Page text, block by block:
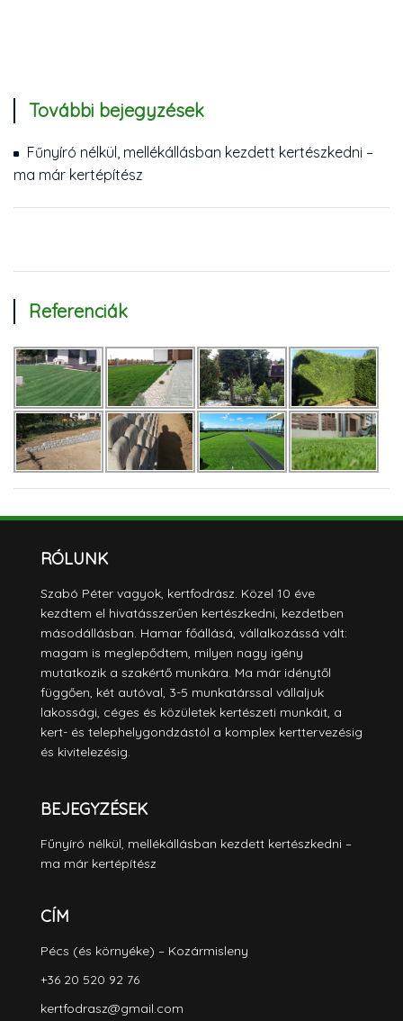
További bejegyzések
Fűnyíró nélkül, mellékállásban kezdett kertészkedni –
ma már kertépítész
Referenciák
RÓLUNK
Szabó Péter vagyok, kertfodrász. Közel 10 éve
kezdtem el hivatásszerűen kertészkedni, kezdetben
másodállásban. Hamar főállásá, vállalkozássá vált:
magam is meglepődtem, milyen nagy igény
mutatkozik a szakértő munkára. Ma már idénytől
függően, két autóval, 3-5 munkatárssal vállaljuk
lakossági, céges és közületek kertészeti munkáit, a
kert- és telephelygondzástól a komplex kerttervezésig
és kivitelezésig.
BEJEGYZÉSEK
Fűnyíró nélkül, mellékállásban kezdett kertészkedni –
ma már kertépítész
CÍM
Pécs (és környéke) – Kozármisleny
+36 20 520 92 76
kertfodrasz@gmail.com